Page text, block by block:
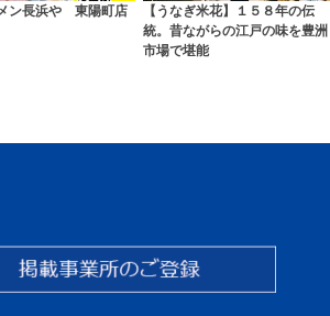
ン長浜や 東陽町店
【うなぎ米花】１５８年の伝
統。昔ながらの江戸の味を豊洲
市場で堪能